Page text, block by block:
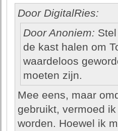
Door DigitalRies:
Door Anoniem:
de kast halen om
waardeloos
moeten zijn.
Mee eens, maar
gebruikt, vermoed
worden. Hoewel ik